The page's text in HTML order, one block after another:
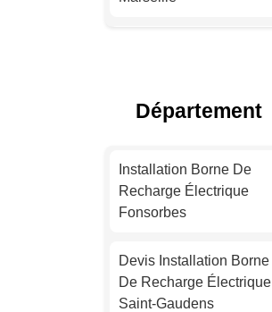
Toulouse
Nice
Département
Installation Borne De
Recharge Électrique
Fonsorbes
Devis Installation Borne
De Recharge Électrique
Saint-Gaudens